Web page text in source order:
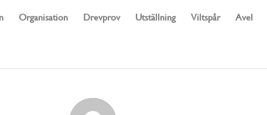
Organisation Drevprov Utställning Viltspår Avel